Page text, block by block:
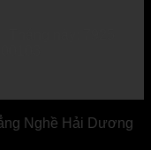
Nghề Hải Dương